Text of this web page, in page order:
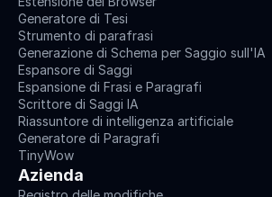
Generatore di Tesi
Strumento di parafrasi
Generazione di Schema per Saggio sull'IA
Espansore di Saggi
Espansione di Frasi e Paragrafi
Scrittore di Saggi IA
Riassuntore di intelligenza artificiale
Generatore di Paragrafi
TinyWow
Azienda